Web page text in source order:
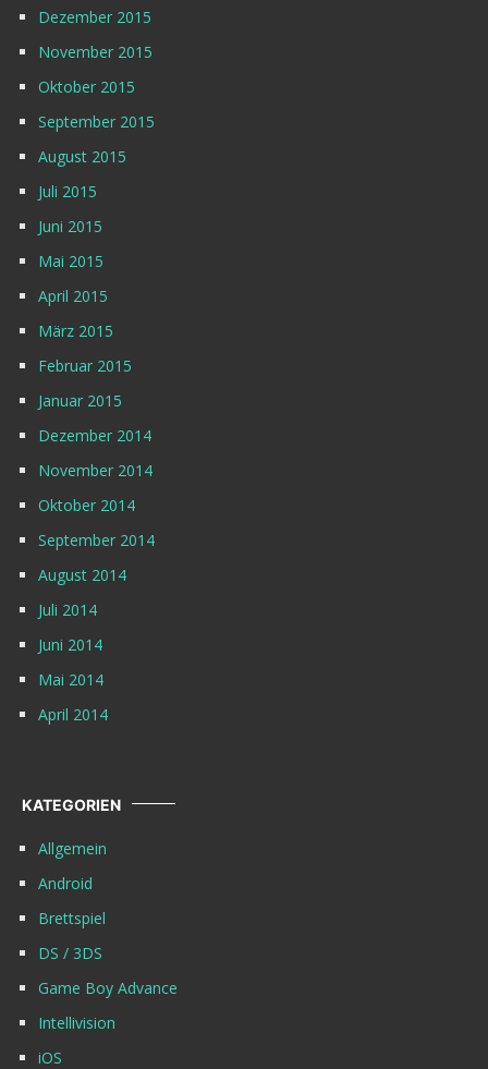
Dezember 2015
November 2015
Oktober 2015
September 2015
August 2015
Juli 2015
Juni 2015
Mai 2015
April 2015
März 2015
Februar 2015
Januar 2015
Dezember 2014
November 2014
Oktober 2014
September 2014
August 2014
Juli 2014
Juni 2014
Mai 2014
April 2014
KATEGORIEN
Allgemein
Android
Brettspiel
DS / 3DS
Game Boy Advance
Intellivision
iOS